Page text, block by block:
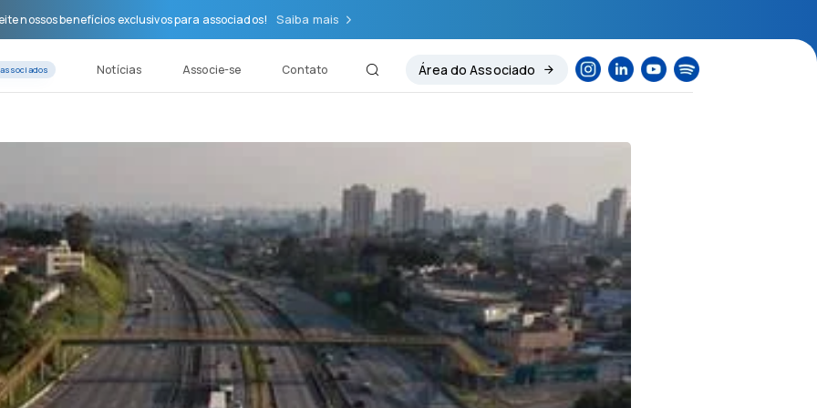
nossos benefícios exclusivos para associados! Saiba mais
Notícias Associe-se Contato Área do Associado